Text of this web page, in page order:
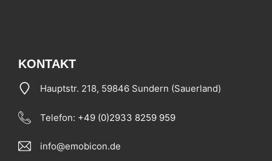
KONTAKT
Hauptstr. 218, 59846 Sundern (Sauerland)
Telefon: +49 (0)2933 8259 959
info@emobicon.de